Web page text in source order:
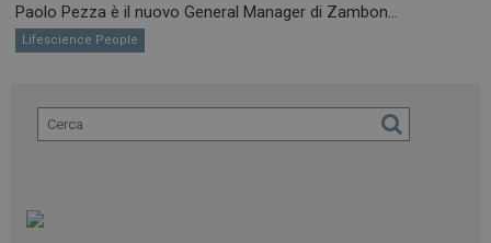
Paolo Pezza è il nuovo General Manager di Zambon...
Lifescience People